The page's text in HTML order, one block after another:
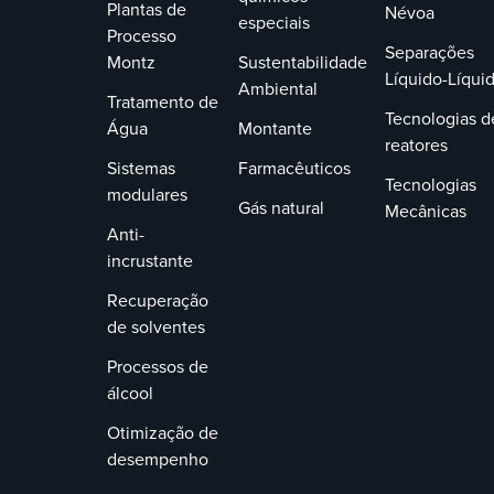
Plantas de
Processo
Montz
Tratamento de
Água
Sistemas
modulares
Anti-
incrustante
Recuperação
de solventes
Processos de
álcool
Otimização de
desempenho
especiais
Sustentabilidade
Ambiental
Montante
Farmacêuticos
Gás natural
Névoa
Separações
Líquido-
Tecnologias
reatores
Tecnologias
Mecânicas